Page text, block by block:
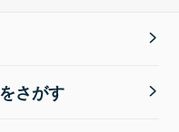
さがす